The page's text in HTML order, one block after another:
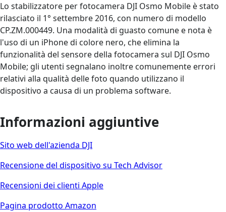
Lo stabilizzatore per fotocamera DJI Osmo Mobile è stato
rilasciato il 1° settembre 2016, con numero di modello
CP.ZM.000449. Una modalità di guasto comune e nota è
l'uso di un iPhone di colore nero, che elimina la
funzionalità del sensore della fotocamera sul DJI Osmo
Mobile; gli utenti segnalano inoltre comunemente errori
relativi alla qualità delle foto quando utilizzano il
dispositivo a causa di un problema software.
Informazioni aggiuntive
Sito web dell'azienda DJI
Recensione del dispositivo su Tech Advisor
Recensioni dei clienti Apple
Pagina prodotto Amazon